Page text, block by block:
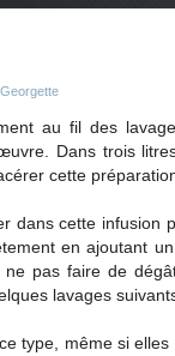
au fil des
Dans trois
cette
dans cette infusion
en ajoutant
pas faire de
lavages
type, même si